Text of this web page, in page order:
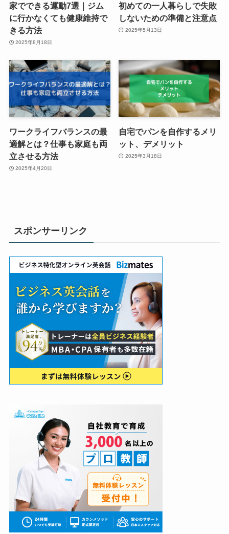
家でできる運動7選｜ジム
に行かなくても健康維持で
きる方法
2025年8月18日
初めての一人暮らしで失敗
しないための準備と注意点
2025年5月13日
ワークライフバランスの最
適解とは？仕事も家庭も両
立させる方法
2025年4月20日
自宅でパンを自作するメリ
ット、デメリット
2025年3月18日
スポンサーリンク